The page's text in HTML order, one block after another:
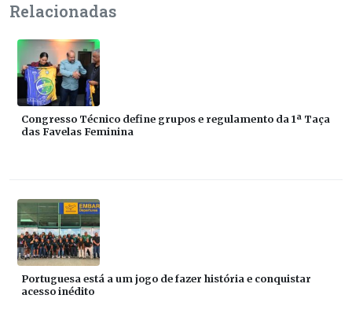
Relacionadas
Congresso Técnico define grupos e regulamento da 1ª Taça
das Favelas Feminina
Portuguesa está a um jogo de fazer história e conquistar
acesso inédito